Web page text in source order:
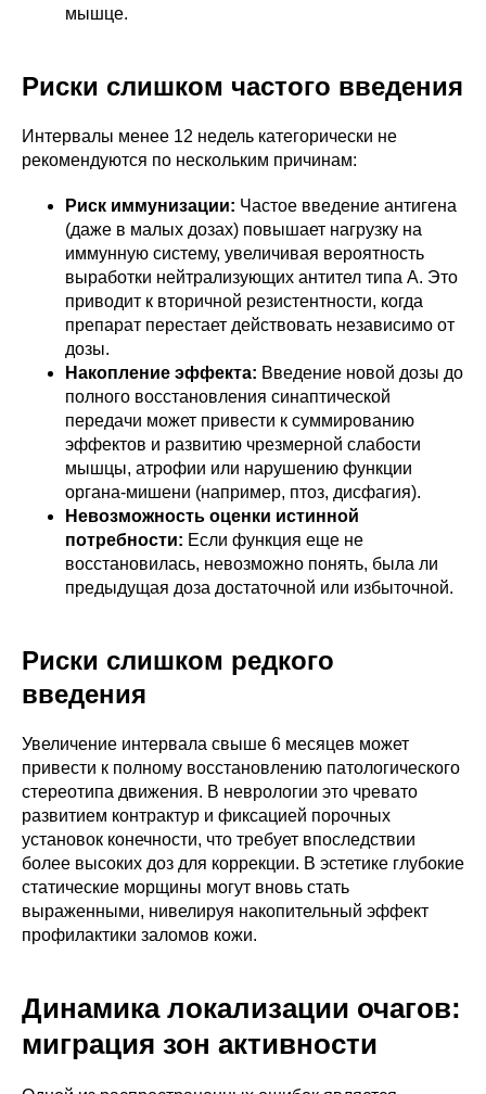
мышце.
Риски слишком частого введения
Интервалы менее 12 недель категорически не
рекомендуются по нескольким причинам:
Риск иммунизации: Частое введение антигена
(даже в малых дозах) повышает нагрузку на
иммунную систему, увеличивая вероятность
выработки нейтрализующих антител типа А. Это
приводит к вторичной резистентности, когда
препарат перестает действовать независимо от
дозы.
Накопление эффекта: Введение новой дозы до
полного восстановления синаптической
передачи может привести к суммированию
эффектов и развитию чрезмерной слабости
мышцы, атрофии или нарушению функции
органа-мишени (например, птоз, дисфагия).
Невозможность оценки истинной
потребности: Если функция еще не
восстановилась, невозможно понять, была ли
предыдущая доза достаточной или избыточной.
Риски слишком редкого
введения
Увеличение интервала свыше 6 месяцев может
привести к полному восстановлению патологического
стереотипа движения. В неврологии это чревато
развитием контрактур и фиксацией порочных
установок конечности, что требует впоследствии
более высоких доз для коррекции. В эстетике глубокие
статические морщины могут вновь стать
выраженными, нивелируя накопительный эффект
профилактики заломов кожи.
Динамика локализации очагов:
миграция зон активности